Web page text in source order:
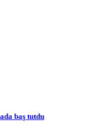
baş tutdu